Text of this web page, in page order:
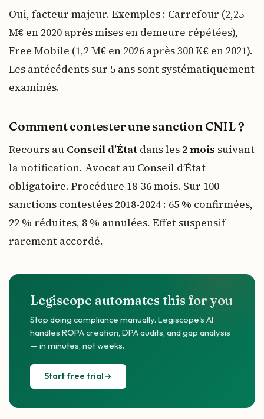
Oui, facteur majeur. Exemples : Carrefour (2,25
M€ en 2020 après mises en demeure répétées),
Free Mobile (1,2 M€ en 2026 après 300 K€ en 2021).
Les antécédents sur 5 ans sont systématiquement
examinés.
Comment contester une sanction CNIL ?
Recours au Conseil d’État dans les 2 mois suivant
la notification. Avocat au Conseil d’État
obligatoire. Procédure 18-36 mois. Sur 100
sanctions contestées 2018-2024 : 65 % confirmées,
22 % réduites, 8 % annulées. Effet suspensif
rarement accordé.
Legiscope automates this for you
Stop doing compliance manually. Legiscope's AI
handles ROPA creation, DPA audits, and gap analysis
— in minutes, not weeks.
Start free trial